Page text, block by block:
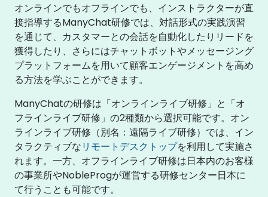
オンラインでもオフラインでも、インストラクターが直
接指導するManyChat研修では、対話形式の実践演習
を通じて、カスタマーとの会話を自動化したりリードを
獲得したり、さらにはチャットボットやメッセージング
プラットフォームを用いて顧客エンゲージメントを高め
る方法を学ぶことができます。
ManyChatの研修は「オンラインライブ研修」と「オ
フラインライブ研修」の2種類から選択可能です。オン
ラインライブ研修（別名：遠隔ライブ研修）では、イン
タラクティブなリモートデスクトップを利用して実施さ
れます。一方、オフラインライブ研修は日本内のお客様
の事業所やNobleProgが運営する研修センター日本に
て行うことも可能です。